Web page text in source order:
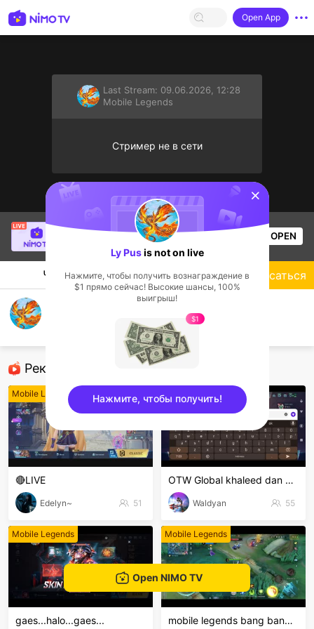
Open App
Last Stream: 09.06.2026, 12:28
Mobile Legends
Стример не в сети
Tông GameShowis live!
17 Views OPEN
Чат Стример
Ngepush hero mage Cyoclops
Рекомендованные стримеры
Mobile Legends
🔴LIVE
Edelyn~ 51
Mobile Legends
OTW Global khaleed dan clint
Waldyan 55
Mobile Legends
gaes...halo...gaes...
Mobile Legends
mobile legends bang bang Welcome to my MLBB channe
Подписаться
Open NIMO TV
sentinelStart
Ly Pusis not on live
Нажмите, чтобы получить вознаграждение в
$1 прямо сейчас! Высокие шансы, 100%
выигрыш!
$1
Нажмите, чтобы получить!
sentinelEnd